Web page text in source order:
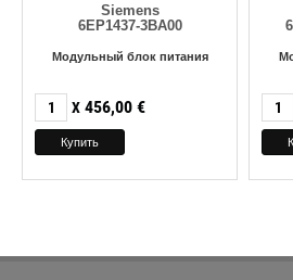
Siemens
6EP1437-3BA00
Модульный блок питания
X 456,00 €